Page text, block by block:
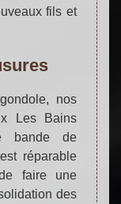
fils et
nos
Les Bains
bande de
réparable
faire une
des